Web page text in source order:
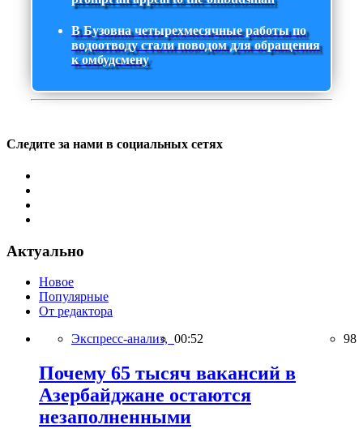
В Бузовна четырехмесячные работы по
водоотводу стали поводом для обращения
к омбудсмену
Следите за нами в социальных сетях
Актуально
Новое
Популярные
От редактора
Экспресс-анализ, 00:52 98
Почему 65 тысяч вакансий в
Азербайджане остаются
незаполненными